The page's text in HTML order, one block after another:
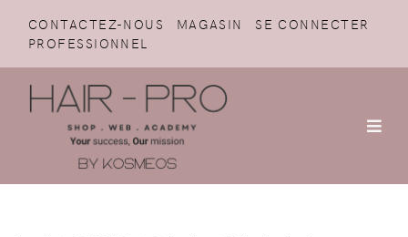
CONTACTEZ-NOUS MAGASIN
SE CONNECTER
PROFESSIONNEL